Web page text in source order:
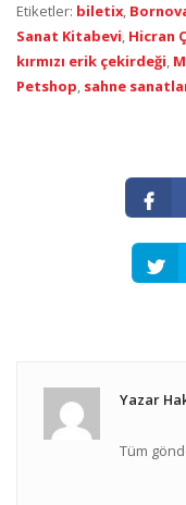
Etiketler: biletix,
Sanat Kitabevi, Hicran
kırmızı erik çekirdeği,
Petshop, sahne
Yazar
Tüm